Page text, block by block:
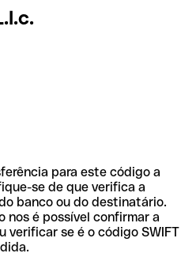
para este código a
se de que verifica a
banco ou do destinatário.
nos é possível confirmar a
verificar se é o código SWIFT